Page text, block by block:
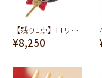
【残り1点】ロリポップチョコレートスワン ピアス
¥8,250